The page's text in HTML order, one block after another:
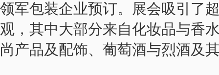
领军包装企业预订。展会吸引了
观，其中大部分来自化妆品与香
尚产品及配饰、葡萄酒与烈酒及